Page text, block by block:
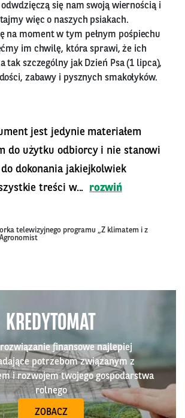
się nam swoją wiernością i
więc o naszych psiakach.
na moment w tym pełnym pośpiechu
im chwilę, która sprawi, że ich
tak szczególny jak Dzień Psa (1 lipca),
zabawy i pysznych smakołyków.
jest jedynie materiałem
do użytku odbiorcy i nie stanowi
dokonania jakiejkolwiek
treści w...
rozwiń
telewizyjnego programu „Z klimatem i z
KREDYTOMAT
finansowe najlepiej
potrzebom związanym z
i rozwojem twojego gospodarstwa
rolnego
ZOBACZ